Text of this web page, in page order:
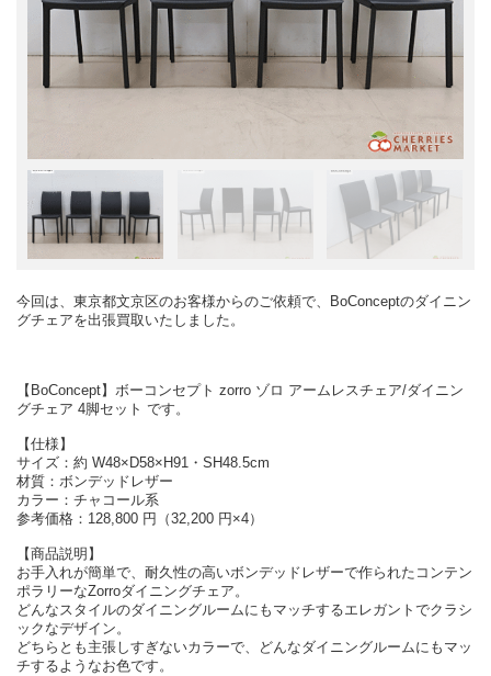
今回は、東京都文京区のお客様からのご依頼で、BoConceptのダイニン
グチェアを出張買取いたしました。
【BoConcept】ボーコンセプト zorro ゾロ アームレスチェア/ダイニン
グチェア 4脚セット です。
【仕様】
サイズ：約 W48×D58×H91・SH48.5cm
材質：ボンデッドレザー
カラー：チャコール系
参考価格：128,800 円（32,200 円×4）
【商品説明】
お手入れが簡単で、耐久性の高いボンデッドレザーで作られたコンテン
ポラリーなZorroダイニングチェア。
どんなスタイルのダイニングルームにもマッチするエレガントでクラシ
ックなデザイン。
どちらとも主張しすぎないカラーで、どんなダイニングルームにもマッ
チするようなお色です。